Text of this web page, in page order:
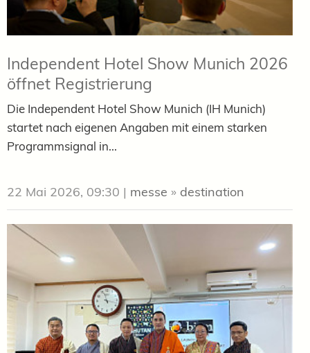
Independent Hotel Show Munich 2026
öffnet Registrierung
Die Independent Hotel Show Munich (IH Munich)
startet nach eigenen Angaben mit einem starken
Programmsignal in...
22 Mai 2026, 09:30 | messe » destination